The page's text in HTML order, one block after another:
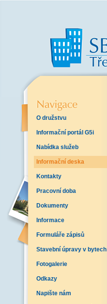
O družstvu
Informační portál G5i
Nabídka služeb
Informační deska
Kontakty
Pracovní doba
Dokumenty
Informace
Formuláře zápisů
Stavební úpravy v bytech
Fotogalerie
Odkazy
Napište nám